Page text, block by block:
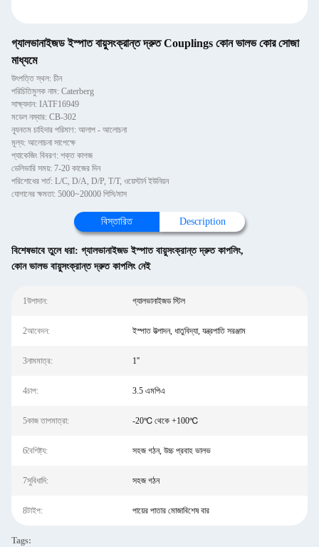
গ্যালভানাইজড ইস্পাত বায়ুসংক্রান্ত দ্রুত Couplings কোন ভালভ কোর সোজা
মাধ্যমে
উৎপত্তি স্থল: চীন
পরিচিতিমুলক নাম: Caterberg
সাক্ষ্যদান: IATF16949
মডেল নম্বার: CB-302
ন্যূনতম চাহিদার পরিমাণ: আলাপ - আলোচনা
মূল্য: আলোচনা সাপেক্ষে
প্যাকেজিং বিবরণ: শক্ত কাগজ
ডেলিভারি সময়: 7-20 কাজের দিন
পরিশোধের শর্ত: L/C, D/A, D/P, T/T, ওয়েস্টার্ন ইউনিয়ন
যোগানের ক্ষমতা: 5000~20000 পিসি/মাস
বিস্তারিত Description
বিশেষভাবে তুলে ধরা: গ্যালভানাইজড ইস্পাত বায়ুসংক্রান্ত দ্রুত কাপলিং,
কোন ভালভ বায়ুসংক্রান্ত দ্রুত কাপলিং নেই
1উপাদান: গ্যালভানাইজড স্টিল
2আবেদন: ইস্পাত উত্পাদন, ধাতুবিদ্যা, যন্ত্রপাতি সরঞ্জাম
3নামমাত্র: 1''
4চাপ: 3.5 এমপিএ
5কাজ তাপমাত্রা: -20℃ থেকে +100℃
6বৈশিষ্ট্য: সহজ গঠন, উচ্চ প্রবাহ ভালভ
7সুবিধাদি: সহজ গঠন
8টাইপ: পায়ের পাতার মোজাবিশেষ বার
Tags: